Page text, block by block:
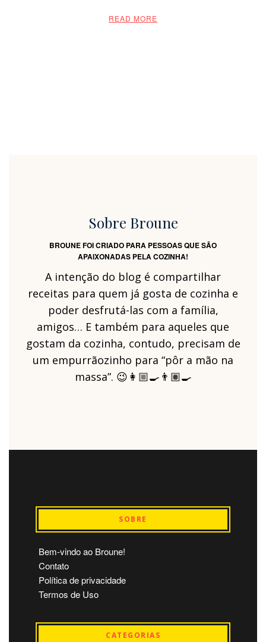
READ MORE
Sobre Broune
BROUNE FOI CRIADO PARA PESSOAS QUE SÃO
APAIXONADAS PELA COZINHA!
A intenção do blog é compartilhar
receitas para quem já gosta de cozinha e
poder desfrutá-las com a família,
amigos… E também para aqueles que
gostam da cozinha, contudo, precisam de
um empurrãozinho para “pôr a mão na
massa”. 😉👩🏼‍🍳👨🏽‍🍳
SOBRE
Bem-vindo ao Broune!
Contato
Política de privacidade
Termos de Uso
CATEGORIAS